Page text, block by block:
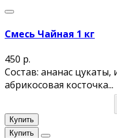
Смесь Чайная 1 кг
450 р.
Состав: ананас цукаты,
абрикосовая косточка...
Купить
Купить